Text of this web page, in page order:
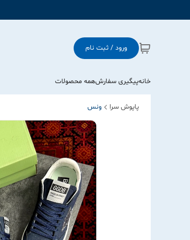
ورود / ثبت نام
خانهپیگیری سفارشهمه محصولات
پاپوش سرا ونس